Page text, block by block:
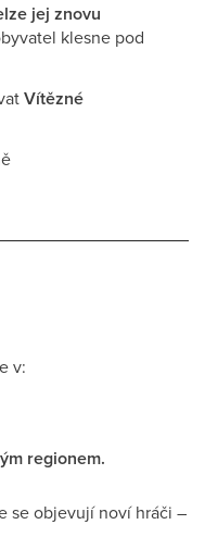
jej znovu
klesne pod
Vítězné
v:
regionem.
se objevují noví hráči –